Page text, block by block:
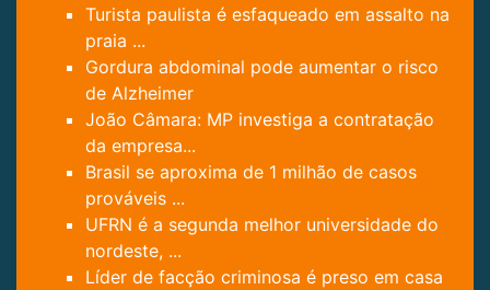
Turista paulista é esfaqueado em assalto na
praia ...
Gordura abdominal pode aumentar o risco
de Alzheimer
João Câmara: MP investiga a contratação
da empresa...
Brasil se aproxima de 1 milhão de casos
prováveis ...
UFRN é a segunda melhor universidade do
nordeste, ...
Líder de facção criminosa é preso em casa